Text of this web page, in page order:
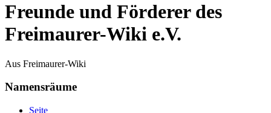
Freunde und Förderer des
Freimaurer-Wiki e.V.
Aus Freimaurer-Wiki
Namensräume
Seite